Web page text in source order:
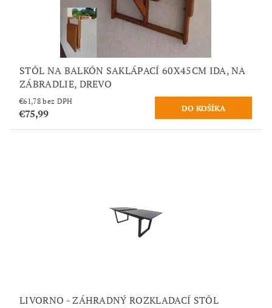
STÔL NA BALKÓN SAKLÁPACÍ 60X45CM IDA, NA
ZÁBRADLIE, DREVO
€61,78 bez DPH
€75,99
LIVORNO - ZÁHRADNÝ ROZKLADACÍ STÔL